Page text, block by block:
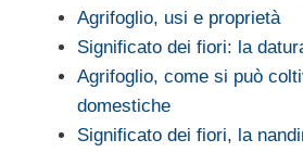
Agrifoglio, usi e proprietà
Significato dei fiori: la
Agrifoglio, come si può
domestiche
Significato dei fiori, la